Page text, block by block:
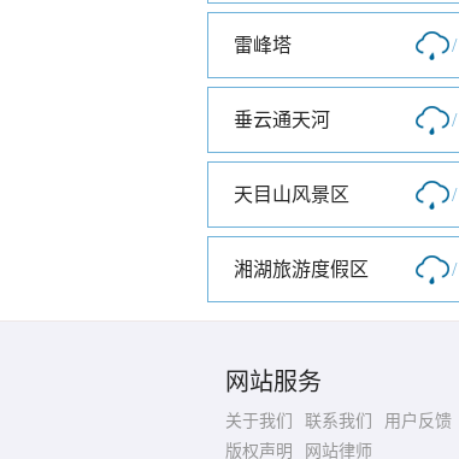
雷峰塔 /
垂云通天河 /
天目山风景区 /
湘湖旅游度假区 /
网站服务
关于我们 联系我们
用户反馈
版权声明
网站律师